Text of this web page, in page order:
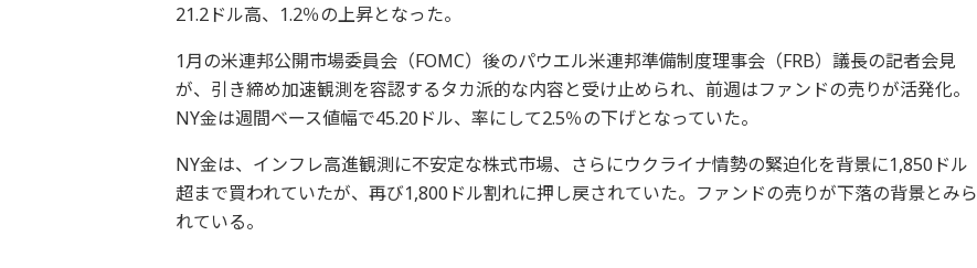
21.2ドル高、1.2％の上昇となった。
1月の米連邦公開市場委員会（FOMC）後のパウエル米連邦準備制度理事会（FRB）議長の記者会見
が、引き締め加速観測を容認するタカ派的な内容と受け止められ、前週はファンドの売りが活発化。
NY金は週間ベース値幅で45.20ドル、率にして2.5％の下げとなっていた。
NY金は、インフレ高進観測に不安定な株式市場、さらにウクライナ情勢の緊迫化を背景に1,850ドル
超まで買われていたが、再び1,800ドル割れに押し戻されていた。ファンドの売りが下落の背景とみら
れている。